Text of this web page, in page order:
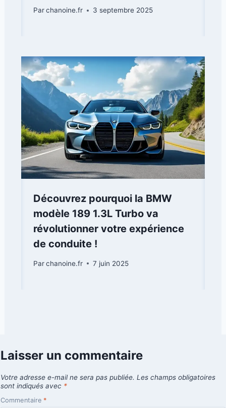
Parchanoine.fr 3 septembre 2025
Découvrez pourquoi la BMW
modèle 189 1.3L Turbo va
révolutionner votre expérience
de conduite !
Parchanoine.fr 7 juin 2025
Laisser un commentaire
Votre adresse e-mail ne sera pas publiée. Les champs obligatoires
sont indiqués avec *
Commentaire *